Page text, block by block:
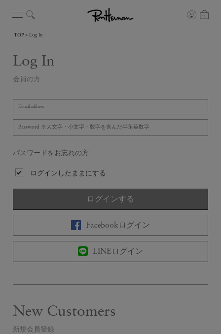
TOP Log In
Log In
会員の方
パスワードをお忘れの方
ログインしたままにする
ログインする
Facebookログイン
LINEログイン
New Customers
新規会員登録